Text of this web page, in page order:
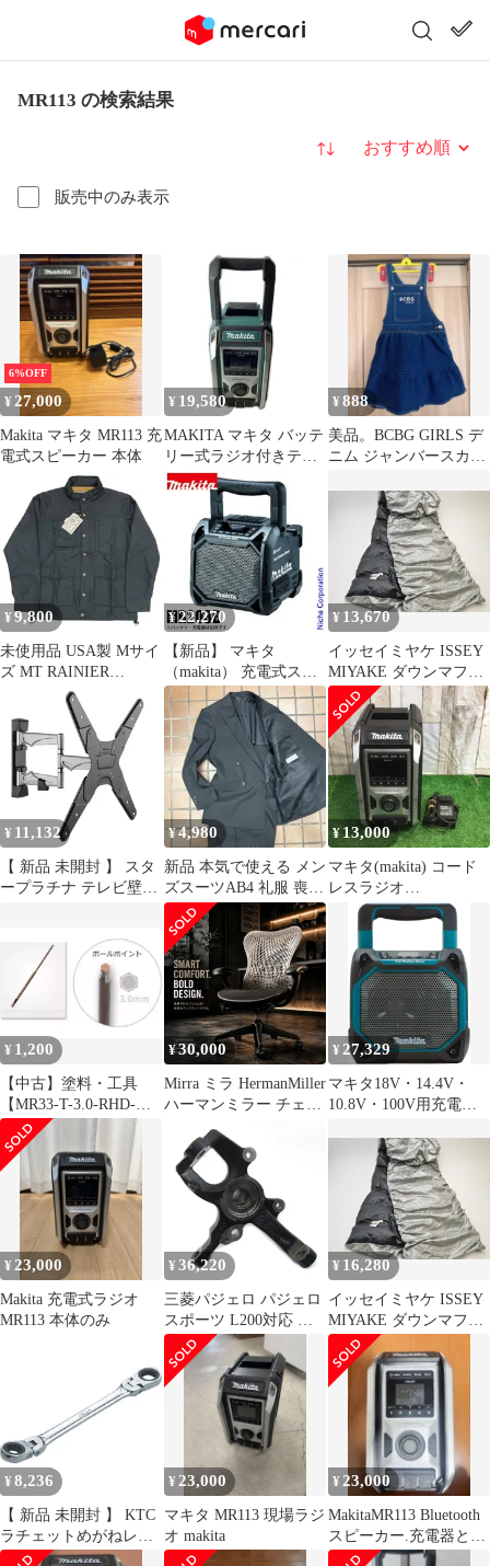
MR113 の検索結果
販売中のみ表示
並び替え
6%OFF
¥ 27,000
Makita マキタ MR113 充
電式スピーカー 本体
¥ 19,580
MAKITA マキタ バッテ
リー式ラジオ付きテレ
ビ コードレス式 MR113
ブルー 本体のみ
¥888
美品。BCBG GIRLS デ
ニム ジャンバースカー
¥ 9,800
未使用品 USA製 Mサイ
ズ MT RAINIER
DESIGN MR11302 USA
PANAMINT JACKET マ
ウントレイニアデザイ
ン パナミントジャケッ
¥22,270
【新品】 マキタ
（makita） 充電式スピ
ーカ 黒 MR203B 防水
防塵 屋外 Bluetooth対応
18V 14.4V 10.8V 純正
¥ 13,670
イッセイミヤケ ISSEY
MIYAKE ダウンマフラ
ー/ストール シルバー
レディース j_p F-
MR1136
¥ 11,132
【 新品 未開封 】 スタ
ープラチナ テレビ壁掛
ンスMR113 S/Mサイズ
TVSADMR113MC 未使
用 送料無料
¥4,980
新品 本気で使える メン
ズスーツAB4 礼服 喪服
ダブルスーツ セットア
ップ
¥ 13,000
マキタ(makita) コード
レスラジオ
MR113B【町田店】
¥ 1,200
【中古】塗料・工具
【MR33-T-3.0-RHD-
TIP】 ワールドチャン
ピオンツール ボールポ
イントレンチ 3.0mm 交
換用ビット [MR1134]
¥30,000
Mirra ミラ HermanMiller
ハーマンミラー チェア
オフィスチェア 湘南台
店
¥ 27,329
マキタ18V・14.4V・
10.8V・100V用充電式
のみ) バッテリ・充電
器別売 SHIBASHO 国内
正規品 （柴商アクセサ
リバッグサービス）
¥ 23,000
Makita 充電式ラジオ
MR113 本体のみ
¥ 36,220
三菱パジェロ パジェロ
スポーツ L200対応 ス
テアリングナックル
MR113892〜MR113895
¥ 16,280
イッセイミヤケ ISSEY
MIYAKE ダウンマフラ
ー/ストール シルバー
レディース j_p F-
MR1136
¥ 8,236
【 新品 未開封 】 KTC
ラチェットめがねレン
チ(両頭型首振りタイ
¥ 23,000
マキタ MR113 現場ラジ
オ makita
¥ 23,000
MakitaMR113 Bluetooth
スピーカー.充電器とバ
ッテリーが付属